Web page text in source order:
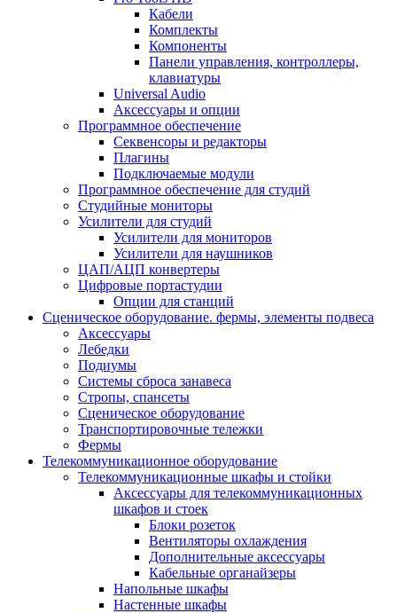
Кабели
Комплекты
Компоненты
Панели управления, контроллеры,
клавиатуры
Universal Audio
Аксессуары и опции
Программное обеспечение
Cеквенсоры и редакторы
Плагины
Подключаемые модули
Программное обеспечение для студий
Студийные мониторы
Усилители для студий
Усилители для мониторов
Усилители для наушников
ЦАП/АЦП конвертеры
Цифровые портастудии
Опции для станций
Сценическое оборудование. фермы, элементы подвеса
Аксессуары
Лебедки
Подиумы
Системы сброса занавеса
Стропы, спансеты
Сценическое оборудование
Транспортировочные тележки
Фермы
Телекоммуникационное оборудование
Телекоммуникационные шкафы и стойки
Аксессуары для телекоммуникационных
шкафов и стоек
Блоки розеток
Вентиляторы охлаждения
Дополнительные аксессуары
Кабельные органайзеры
Напольные шкафы
Настенные шкафы